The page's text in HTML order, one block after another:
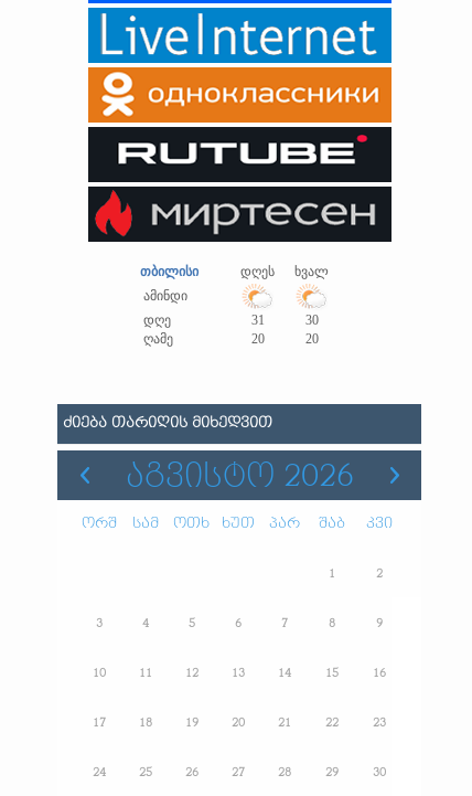
თბილისი დღეს
ხვალ
ამინდი
დღე
31
30
ღამე
20 20
ᲫᲘᲔᲑᲐ ᲗᲐᲠᲘᲦᲘᲡ ᲛᲘᲮᲔᲓᲕᲘᲗ
ᲐᲒᲕᲘᲡᲢᲝ 2026
ორშ სამ ოთხ ხუთ პარ შაბ კვი
1 2
3 4 5 6 7 8 9
10 11 12 13 14 15 16
17 18 19 20 21 22 23
24 25 26 27 28 29 30